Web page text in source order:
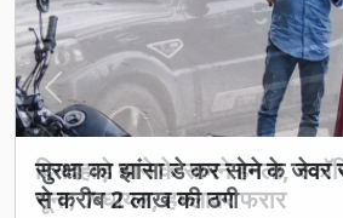
सुरक्षा का झांसा डे कर सोने के जेवर
से करीब 2 लाख की ठगी
Previous